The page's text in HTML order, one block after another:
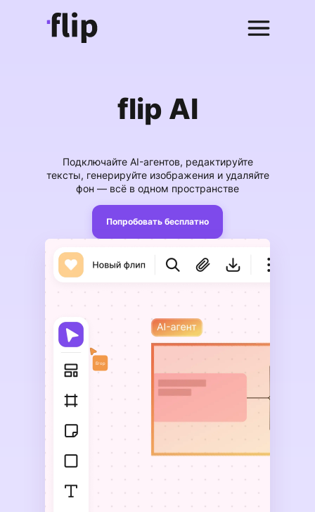
flip AI
Подключайте AI-агентов, редактируйте
тексты, генерируйте изображения и удаляйте
фон — всё в одном пространстве
Попробовать бесплатно
Егор